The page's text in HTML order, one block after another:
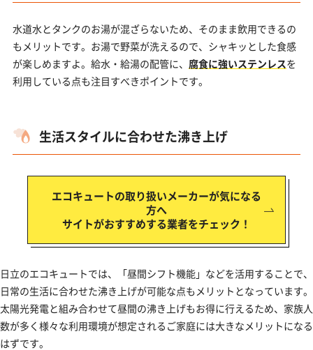
水道水とタンクのお湯が混ざらないため、そのまま飲用できるの
もメリットです。お湯で野菜が洗えるので、シャキッとした食感
が楽しめますよ。給水・給湯の配管に、 腐食に強いステンレスを
利用している点も注目すべきポイントです。
生活スタイルに合わせた沸き上げ
エコキュートの取り扱いメーカーが気になる
方へ
サイトがおすすめする業者をチェック！
日立のエコキュートでは、「昼間シフト機能」などを活用することで、
日常の生活に合わせた沸き上げが可能な点もメリットとなっています。
太陽光発電と組み合わせて昼間の沸き上げもお得に行えるため、家族人
数が多く様々な利用環境が想定されるご家庭には大きなメリットになる
はずです。